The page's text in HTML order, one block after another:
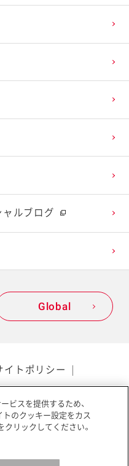
ルブログ
Global
イトポリシー
アクセシビリティ
ビスを提供するため、
のクッキー設定をカス
クリックしてください。